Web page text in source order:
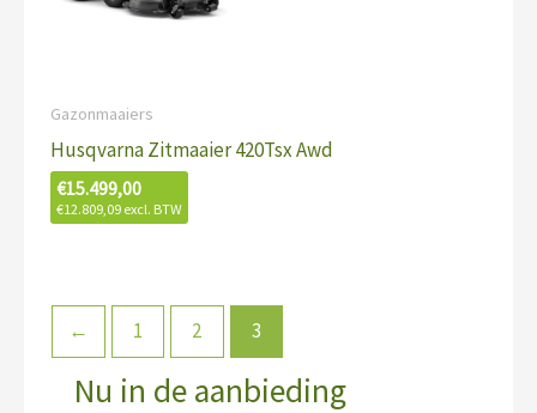
Gazonmaaiers
Husqvarna Zitmaaier 420Tsx Awd
€15.499,00
€12.809,09 excl. BTW
← 1 2 3
Nu in de aanbieding